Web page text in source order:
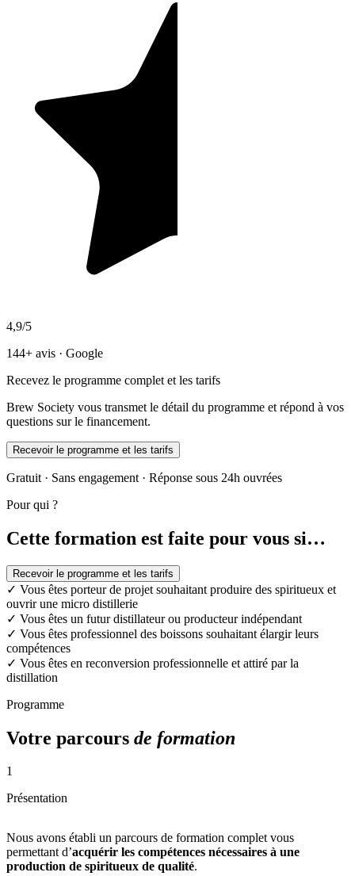
4,9/5
144+ avis · Google
Recevez le programme complet et les tarifs
Brew Society vous transmet le détail du programme et répond à vos
questions sur le financement.
Recevoir le programme et les tarifs
Gratuit · Sans engagement · Réponse sous 24h ouvrées
Pour qui ?
Cette formation est faite pour vous si…
Recevoir le programme et les tarifs
✓ Vous êtes porteur de projet souhaitant produire des spiritueux et
ouvrir une micro distillerie
✓ Vous êtes un futur distillateur ou producteur indépendant
✓ Vous êtes professionnel des boissons souhaitant élargir leurs
compétences
✓ Vous êtes en reconversion professionnelle et attiré par la
distillation
Programme
Votre parcours de formation
1
Présentation
Nous avons établi un parcours de formation complet vous
permettant d’acquérir les compétences nécessaires à une
production de spiritueux de qualité.